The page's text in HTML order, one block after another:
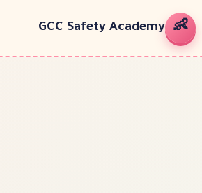
👶
GCC Safety Academy